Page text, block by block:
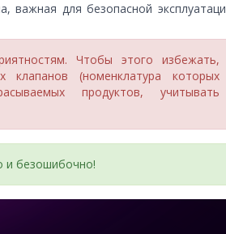
важная для безопасной
Чтобы этого избежать,
клапанов (номенклатура которых
продуктов, учитывать
и безошибочно!